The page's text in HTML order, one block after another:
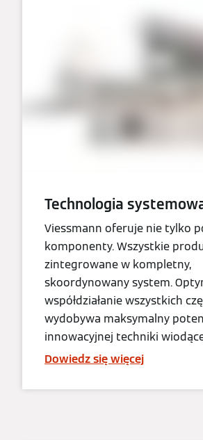
Technologia
Viessmann oferuje nie tylko
komponenty. Wszystkie
zintegrowane w kompletny,
skoordynowany system.
współdziałanie wszystkich
wydobywa maksymalny
innowacyjnej techniki
Dowiedz się więcej